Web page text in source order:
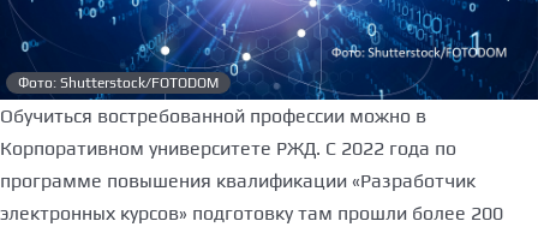
Фото: Shutterstock/FOTODOM
Обучиться востребованной профессии можно в
Корпоративном университете РЖД. С 2022 года по
программе повышения квалификации «Разработчик
электронных курсов» подготовку там прошли более 200